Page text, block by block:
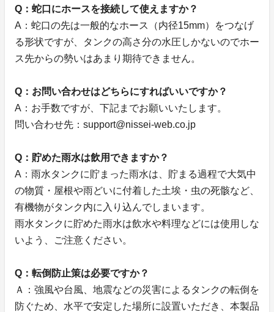
Q：蛇口にホースを接続して使えますか？
A：蛇口の先は一般的なホース（内径15mm）をつなげ
る形状ですが、タンクの高さ分の水圧しかないのでホー
ス先からの勢いはあまり期待できません。
Q：お問い合わせはどちらにすればいいですか？
A：お手数ですが、下記までお願いいたします。
問い合わせ先：support@nissei-web.co.jp
Q：貯めた雨水は飲用できますか？
A：雨水タンクに貯まった雨水は、貯まる過程で大気中
の物質・屋根や雨どいに付着した土埃・虫の死骸など、
有機物がタンク内に入り込んでしまいます。
雨水タンクに貯めた雨水は飲水や料理などには使用しな
いよう、ご注意ください。
Q：転倒防止策は必要ですか？
Ａ：強風や台風、地震などの災害によるタンクの転倒を
防ぐため、水平で安定した場所に設置いただき、本製品